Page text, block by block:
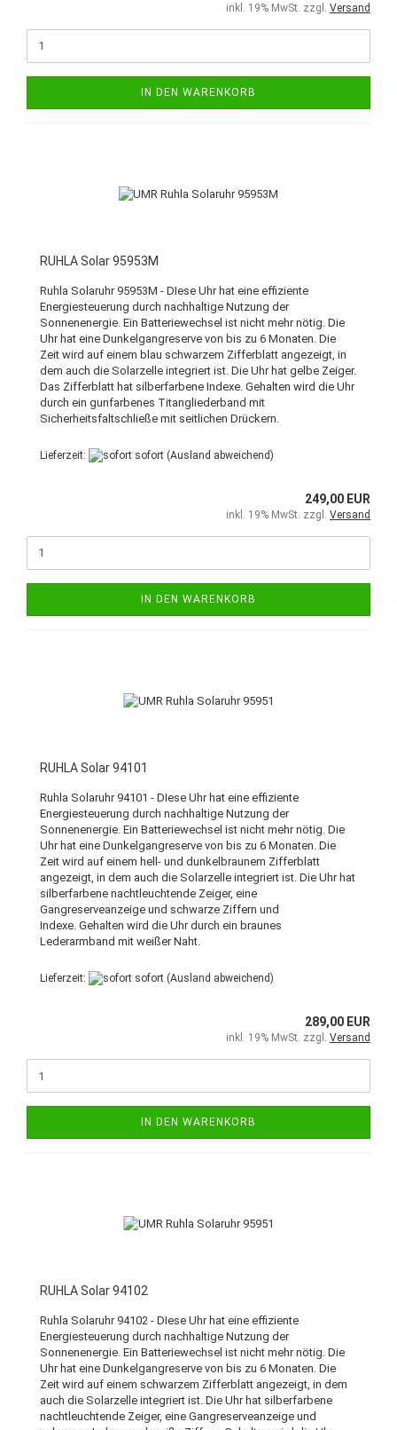
inkl. 19% MwSt. zzgl. Versand
IN DEN WARENKORB
RUHLA Solar 95953M
Ruhla Solaruhr 95953M - DIese Uhr hat eine effiziente
Energiesteuerung durch nachhaltige Nutzung der
Sonnenenergie. Ein Batteriewechsel ist nicht mehr nötig. Die
Uhr hat eine Dunkelgangreserve von bis zu 6 Monaten. Die
Zeit wird auf einem blau schwarzem Zifferblatt angezeigt, in
dem auch die Solarzelle integriert ist. Die Uhr hat gelbe Zeiger.
Das Zifferblatt hat silberfarbene Indexe. Gehalten wird die Uhr
durch ein gunfarbenes Titangliederband mit
Sicherheitsfaltschließe mit seitlichen Drückern.
Lieferzeit: sofort (Ausland abweichend)
249,00 EUR
inkl. 19% MwSt. zzgl. Versand
IN DEN WARENKORB
RUHLA Solar 94101
Ruhla Solaruhr 94101 - DIese Uhr hat eine effiziente
Energiesteuerung durch nachhaltige Nutzung der
Sonnenenergie. Ein Batteriewechsel ist nicht mehr nötig. Die
Uhr hat eine Dunkelgangreserve von bis zu 6 Monaten. Die
Zeit wird auf einem hell- und dunkelbraunem Zifferblatt
angezeigt, in dem auch die Solarzelle integriert ist. Die Uhr hat
silberfarbene nachtleuchtende Zeiger, eine
Gangreserveanzeige und schwarze Ziffern und
Indexe. Gehalten wird die Uhr durch ein braunes
Lederarmband mit weißer Naht.
Lieferzeit: sofort (Ausland abweichend)
289,00 EUR
inkl. 19% MwSt. zzgl. Versand
IN DEN WARENKORB
RUHLA Solar 94102
Ruhla Solaruhr 94102 - DIese Uhr hat eine effiziente
Energiesteuerung durch nachhaltige Nutzung der
Sonnenenergie. Ein Batteriewechsel ist nicht mehr nötig. Die
Uhr hat eine Dunkelgangreserve von bis zu 6 Monaten. Die
Zeit wird auf einem schwarzem Zifferblatt angezeigt, in dem
auch die Solarzelle integriert ist. Die Uhr hat silberfarbene
nachtleuchtende Zeiger, eine Gangreserveanzeige und